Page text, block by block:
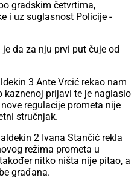
gradskim četvrtima,
i uz suglasnost Policije -
da za nju prvi put čuje od
3 Ante Vrcić rekao nam
kaznenoj prijavi te je naglasio
regulacije prometa nije
stručnjak.
2 Ivana Stančić rekla
režima prometa u
nitko ništa nije pitao, a
građana.